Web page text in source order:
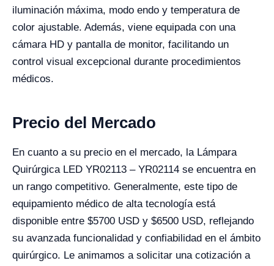
iluminación máxima, modo endo y temperatura de
color ajustable. Además, viene equipada con una
cámara HD y pantalla de monitor, facilitando un
control visual excepcional durante procedimientos
médicos.
Precio del Mercado
En cuanto a su precio en el mercado, la Lámpara
Quirúrgica LED YR02113 – YR02114 se encuentra en
un rango competitivo. Generalmente, este tipo de
equipamiento médico de alta tecnología está
disponible entre $5700 USD y $6500 USD, reflejando
su avanzada funcionalidad y confiabilidad en el ámbito
quirúrgico. Le animamos a solicitar una cotización a